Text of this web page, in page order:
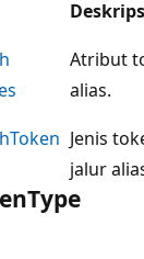
Atribut
alias.
Token Jenis
jalur
Type